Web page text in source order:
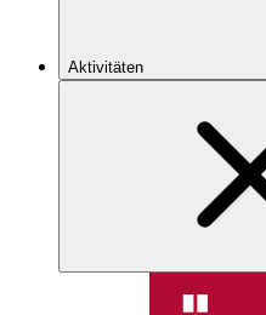
Aktivitäten